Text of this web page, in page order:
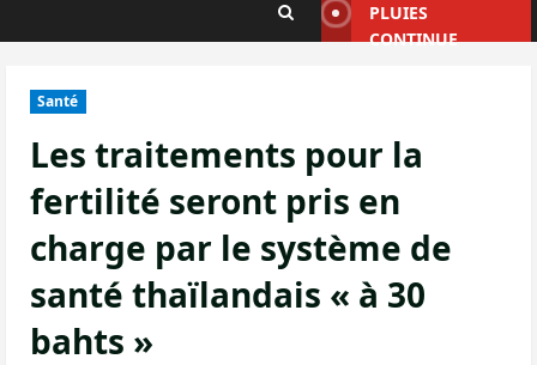
PLUIES
CONTINUE
Santé
Les traitements pour la
fertilité seront pris en
charge par le système de
santé thaïlandais « à 30
bahts »